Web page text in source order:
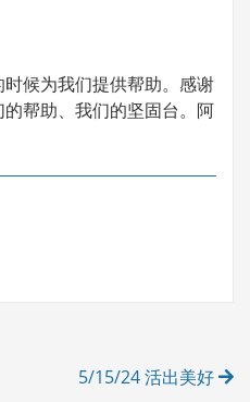
候为我们提供帮助。感谢
帮助、我们的坚固台。阿
5/15/24 活出美好